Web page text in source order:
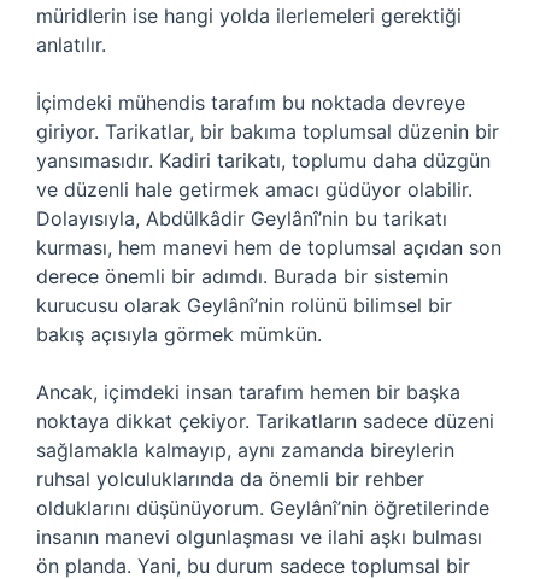
müridlerin ise hangi yolda ilerlemeleri gerektiği
anlatılır.
İçimdeki mühendis tarafım bu noktada devreye
giriyor. Tarikatlar, bir bakıma toplumsal düzenin bir
yansımasıdır. Kadiri tarikatı, toplumu daha düzgün
ve düzenli hale getirmek amacı güdüyor olabilir.
Dolayısıyla, Abdülkâdir Geylânî’nin bu tarikatı
kurması, hem manevi hem de toplumsal açıdan son
derece önemli bir adımdı. Burada bir sistemin
kurucusu olarak Geylânî’nin rolünü bilimsel bir
bakış açısıyla görmek mümkün.
Ancak, içimdeki insan tarafım hemen bir başka
noktaya dikkat çekiyor. Tarikatların sadece düzeni
sağlamakla kalmayıp, aynı zamanda bireylerin
ruhsal yolculuklarında da önemli bir rehber
olduklarını düşünüyorum. Geylânî’nin öğretilerinde
insanın manevi olgunlaşması ve ilahi aşkı bulması
ön planda. Yani, bu durum sadece toplumsal bir